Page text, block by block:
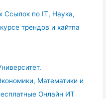
Ссылок по IT, Наука,
трендов и хайтпа
Математики и
Онлайн ИТ